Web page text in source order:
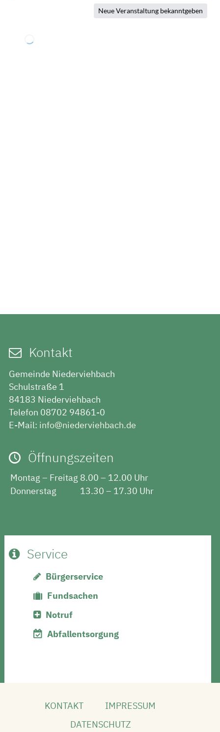
Kontakt
Gemeinde Niederviehbach
Schulstraße 1
84183 Niederviehbach
Telefon 08702 94861-0
E-Mail: info@niederviehbach.de
Öffnungszeiten
Montag – Freitag 8.00 – 12.00 Uhr
Donnerstag
13.30 – 17.30 Uhr
Service
Bürgerservice
Fundsachen
Notruf
Abfallentsorgung
KONTAKT
IMPRESSUM
DATENSCHUTZ